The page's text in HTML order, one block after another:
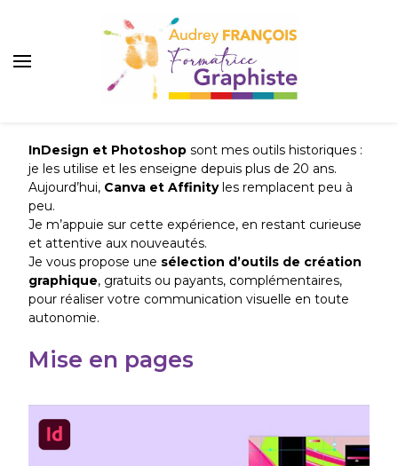
InDesign et Photoshop sont mes outils historiques :
je les utilise et les enseigne depuis plus de 20 ans.
Aujourd’hui, Canva et Affinityles remplacent peu à
peu.
Je m’appuie sur cette expérience, en restant curieuse
et attentive aux nouveautés.
Je vous propose une sélection d’outils de création
graphique, gratuits ou payants, complémentaires,
pour réaliser votre communication visuelle en toute
autonomie.
Mise en pages